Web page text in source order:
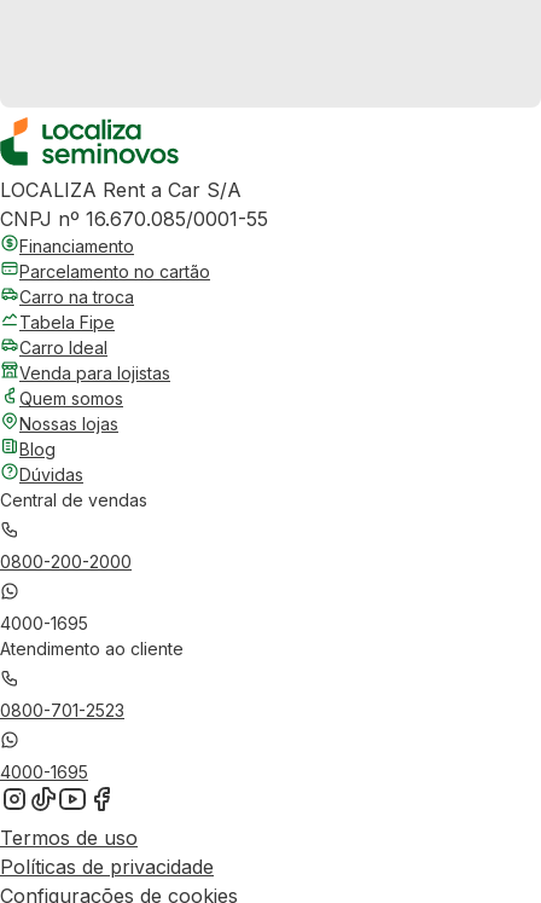
LOCALIZA Rent a Car S/A
CNPJ nº 16.670.085/0001-55
Financiamento
Parcelamento no cartão
Carro na troca
Tabela Fipe
Carro Ideal
Venda para lojistas
Quem somos
Nossas lojas
Blog
Dúvidas
Central de vendas
0800-200-2000
4000-1695
Atendimento ao cliente
0800-701-2523
4000-1695
Termos de uso
Políticas de privacidade
Configurações de cookies